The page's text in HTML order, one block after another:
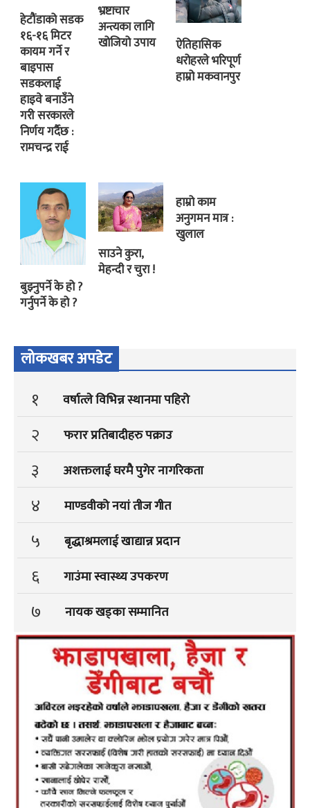
हेटौंडाको सडक
१६-१६ मिटर
कायम गर्ने र
बाइपास
सडकलाई
हाइवे बनाउँने
गरी सरकारले
निर्णय गर्दैछ :
रामचन्द्र राई
भ्रष्टाचार
अन्त्यका लागि
खोजियो उपाय
ऐतिहासिक
धरोहरले भरिपूर्ण
हाम्रो मकवानपुर
बुझ्नुपर्ने के हो ?
गर्नुपर्ने के हो ?
साउने कुरा,
मेहन्दी र चुरा !
हाम्रो काम
अनुगमन मात्र :
खुलाल
लोकखबर अपडेट
१ वर्षात्ले विभिन्न स्थानमा पहिरो
२ फरार प्रतिबादीहरु पक्राउ
३ अशक्तलाई घरमै पुगेर नागरिकता
४ माण्डवीको नयां तीज गीत
५ बृद्धाश्रमलाई खाद्यान्न प्रदान
६ गाउंमा स्वास्थ्य उपकरण
७ नायक खड्का सम्मानित